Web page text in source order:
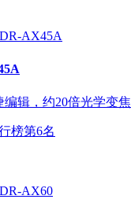
编辑，约20倍光学变焦
榜第6名